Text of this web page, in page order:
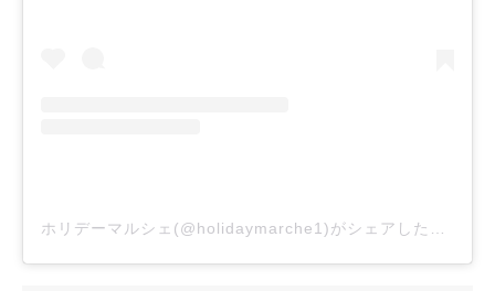
ホリデーマルシェ(@holidaymarche1)がシェアした投稿